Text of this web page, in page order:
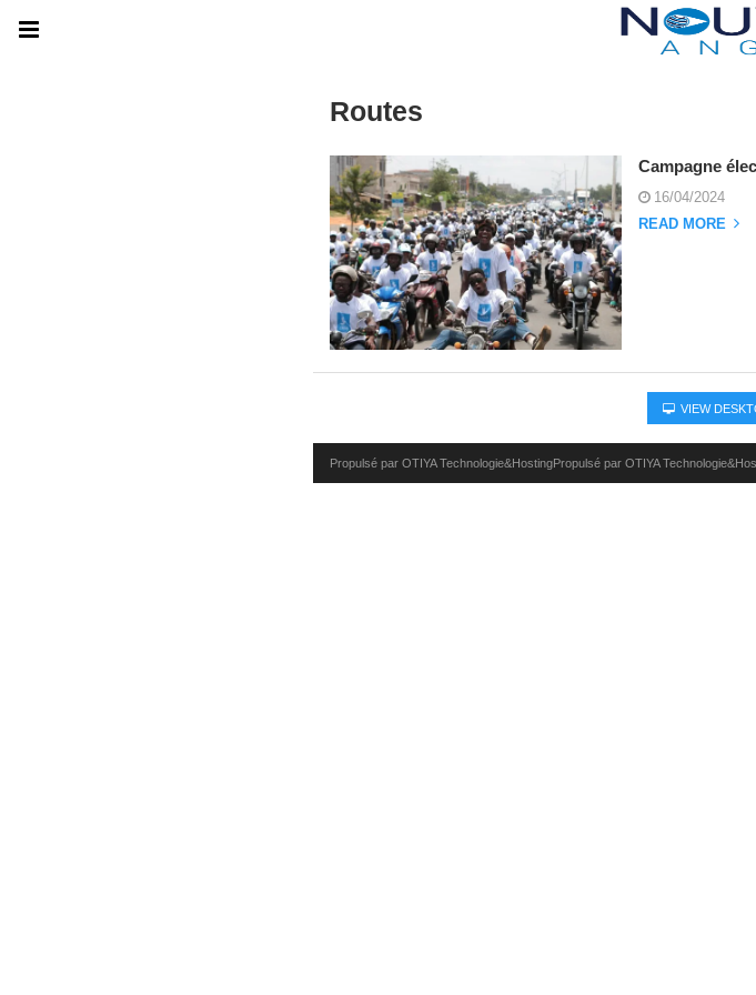
Routes
Campagne
16/04/2024
READ MORE
VIEW
Propulsé par OTIYA Technologie&HostingPropulsé par OTIYA